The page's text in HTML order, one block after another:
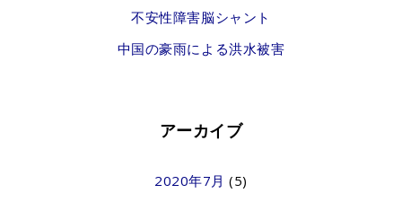
不安性障害脳シャント
中国の豪雨による洪水被害
アーカイブ
2020年7月 (5)